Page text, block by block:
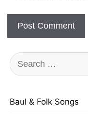
Search
for:
Baul & Folk Songs